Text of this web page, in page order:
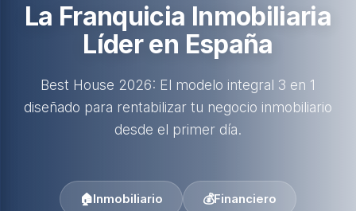
La Franquicia Inmobiliaria
Líder en España
Best House 2026: El modelo integral 3 en 1
diseñado para rentabilizar tu negocio inmobiliario
desde el primer día.
🏠Inmobiliario 💰Financiero